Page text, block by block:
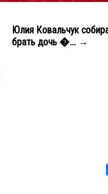
Юлия Ковальчук
брать дочь �... →